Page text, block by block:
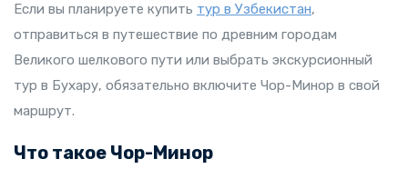
Если вы планируете купить тур в Узбекистан,
отправиться в путешествие по древним городам
Великого шелкового пути или выбрать экскурсионный
тур в Бухару, обязательно включите Чор-Минор в свой
маршрут.
Что такое Чор-Минор